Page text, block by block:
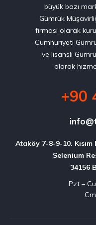
büyük bazı
Gümrük
firması olarak
Cumhuriyeti
ve lisanslı
olarak
+90
Ataköy 7-8-9-10.
Selenium
34156
Pzt –